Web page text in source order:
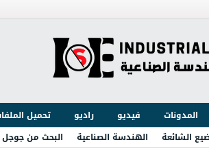
المدونات فيديو راديو تحميل
الشائعة الهندسة الصناعية
البحث من جوجل